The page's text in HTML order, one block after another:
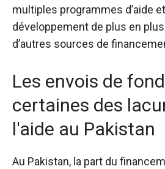
multiples programmes d’aide
développement de plus en
d’autres sources de
Les envois de
certaines des
l'aide au Pakistan
Au Pakistan, la part du